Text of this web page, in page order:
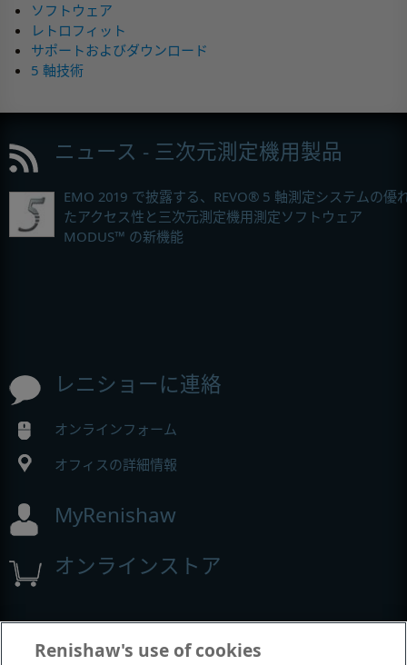
ソフトウェア
レトロフィット
サポートおよびダウンロード
5 軸技術
ニュース - 三次元測定機用製品
EMO 2019 で披露する、REVO® 5 軸測定システムの優
たアクセス性と三次元測定機用測定ソフトウェア
MODUS™ の新機能
レニショーに連絡
オンラインフォーム
オフィスの詳細情報
MyRenishaw
オンラインストア
イベントとウェビナー
Renishaw's use of cookies